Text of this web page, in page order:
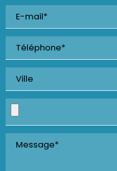
E-mail*
Téléphone*
Ville
Message*